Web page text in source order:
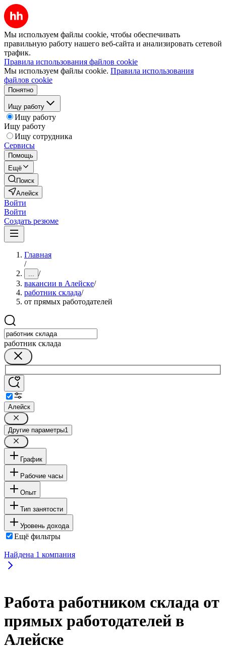
Мы используем файлы cookie, чтобы обеспечивать
правильную работу нашего веб-сайта и анализировать сетевой
трафик.
Правила использования файлов cookie
Мы используем файлы cookie. Правила использования
файлов cookie
Понятно
Ищу работу
Ищу работу
Ищу работу
Ищу сотрудника
Сервисы
Помощь
Ещё
Поиск
Алейск
Войти
Войти
Создать резюме
Главная
/
... /
вакансии в Алейске/
работник склада/
от прямых работодателей
работник склада
Алейск
Другие параметры1
График
Рабочие часы
Опыт
Тип занятости
Уровень дохода
Ещё фильтры
Найдена 1 компания
Работа работником склада от
прямых работодателей в
Алейске